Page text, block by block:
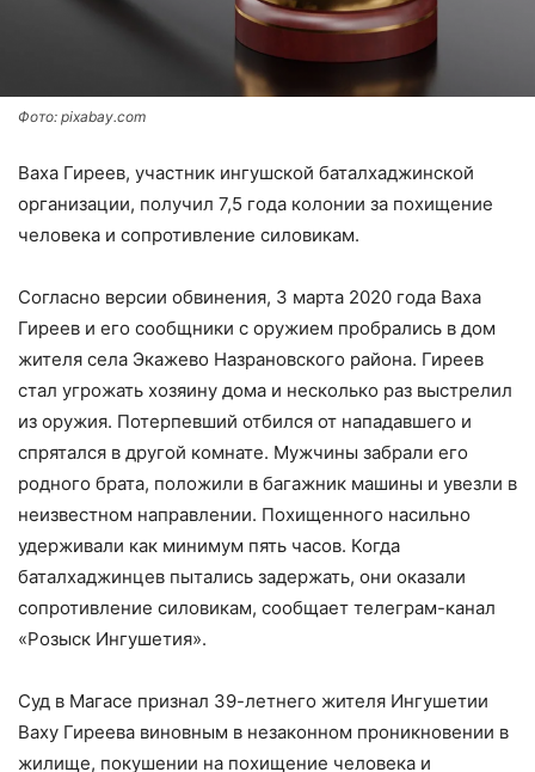
Фото: pixabay.com
Ваха Гиреев, участник ингушской баталхаджинской
организации, получил 7,5 года колонии за похищение
человека и сопротивление силовикам.
Согласно версии обвинения, 3 марта 2020 года Ваха
Гиреев и его сообщники с оружием пробрались в дом
жителя села Экажево Назрановского района. Гиреев
стал угрожать хозяину дома и несколько раз выстрелил
из оружия. Потерпевший отбился от нападавшего и
спрятался в другой комнате. Мужчины забрали его
родного брата, положили в багажник машины и увезли в
неизвестном направлении. Похищенного насильно
удерживали как минимум пять часов. Когда
баталхаджинцев пытались задержать, они оказали
сопротивление силовикам, сообщает телеграм-канал
«Розыск Ингушетия».
Суд в Магасе признал 39-летнего жителя Ингушетии
Ваху Гиреева виновным в незаконном проникновении в
жилище, покушении на похищение человека и